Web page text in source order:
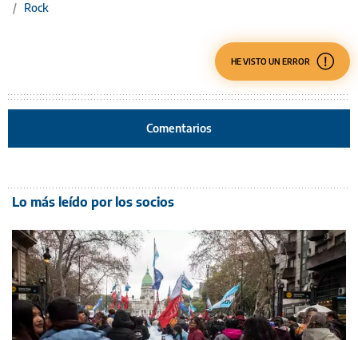
/ Rock
HE VISTO UN ERROR
Comentarios
Lo más leído por los socios